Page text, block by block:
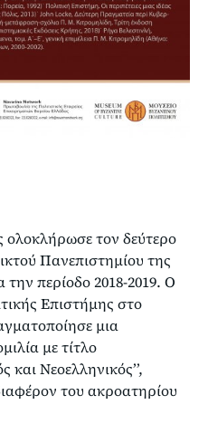
τον δεύτερο
Πανεπιστημίου της
την περίοδο 2018-2019. Ο
Επιστήμης στο
μια
με τίτλο
και Νεοελληνικός’’,
του ακροατηρίου